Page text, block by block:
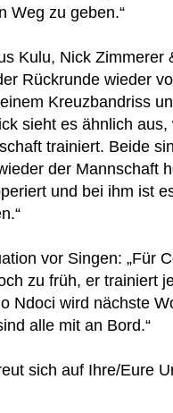
Weg zu geben.“
Kulu, Nick Zimmerer
Rückrunde wieder
Kreuzbandriss
sieht es ähnlich
trainiert. Beide
der Mannschaft
und bei ihm ist
vor Singen: „Für
zu früh, er trainiert
Ndoci wird nächste
alle mit an Bord.“
sich auf Ihre/Eure